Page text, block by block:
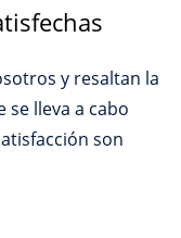
y resaltan la
se lleva a cabo
son